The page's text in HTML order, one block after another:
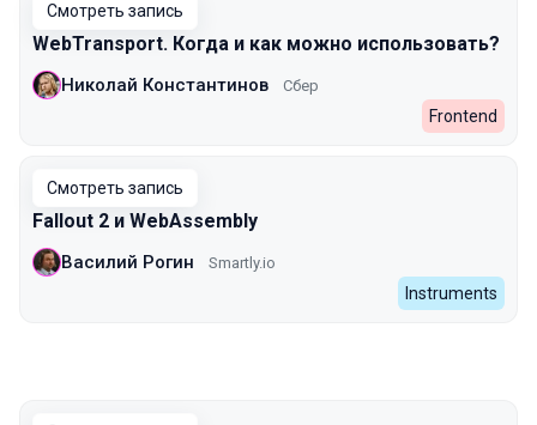
Смотреть запись
WebTransport. Когда и как можно использовать?
Николай Константинов Сбер
Frontend
Смотреть запись
Fallout 2 и WebAssembly
Василий Рогин Smartly.io
Instruments